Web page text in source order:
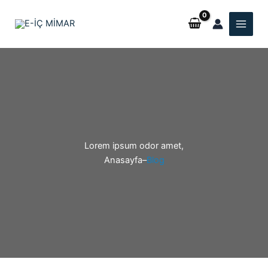
Lorem ipsum odor amet,
Anasayfa–Blog